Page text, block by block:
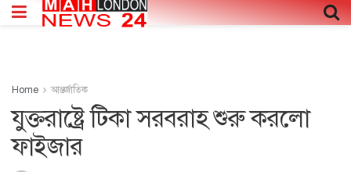
Home আন্তর্জাতিক
যুক্তরাষ্ট্রে টিকা সরবরাহ শুরু করলো
ফাইজার